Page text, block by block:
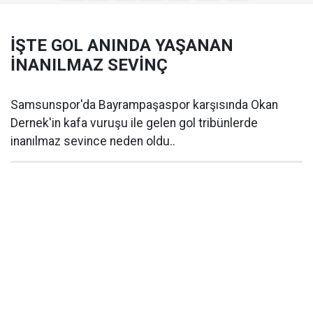
İŞTE GOL ANINDA YAŞANAN
İNANILMAZ SEVİNÇ
Samsunspor'da Bayrampaşaspor karşısında Okan
Dernek'in kafa vuruşu ile gelen gol tribünlerde
inanılmaz sevince neden oldu..